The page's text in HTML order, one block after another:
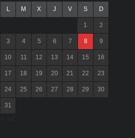
L M X J V S D
1 2
3 4 5 6 7 8 9
10 11 12 13 14 15 16
17 18 19 20 21 22 23
24 25 26 27 28 29 30
31